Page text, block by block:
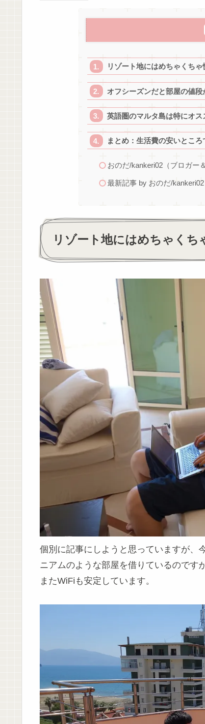
リゾート地にはめちゃくち
オフシーズンだと部屋の値段
英語圏のマルタ島は特にオス
まとめ：生活費の安いとこ
おのだ/kankeri02（ブロガー
最新記事 by おのだ/
リゾート地にはめちゃくち
個別に記事にしようと思っていますが、
ニアムのような部屋を借りているのです
またWiFiも安定しています。